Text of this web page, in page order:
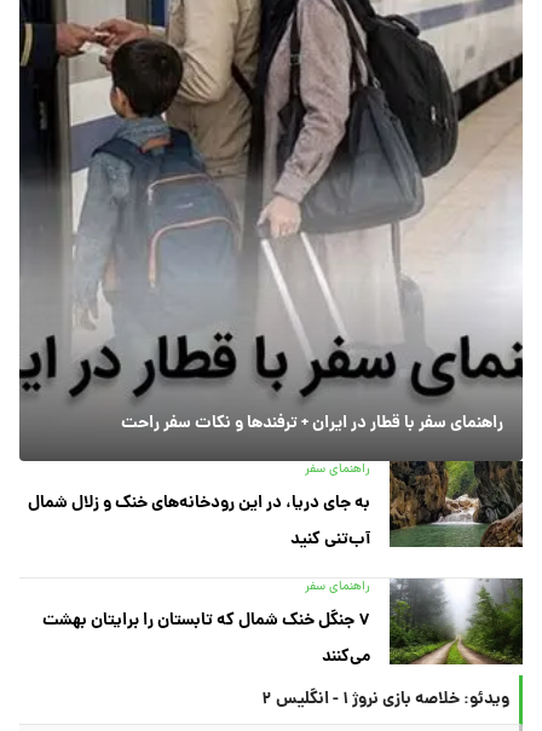
راهنمای سفر با قطار در ایران + ترفندها و نکات سفر راحت
راهنمای سفر
به جای دریا، در این رودخانه‌های خنک و زلال شمال
آب‌تنی کنید
راهنمای سفر
۷ جنگل خنک شمال که تابستان را برایتان بهشت
می‌کنند
ویدئو: خلاصه بازی نروژ ۱ - انگلیس ۲